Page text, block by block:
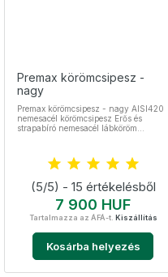
Premax körömcsipesz -
nagy
Premax körömcsipesz - nagy AISI420
nemesacél körömcsipesz Erős és
strapabíró nemesacél lábköröm
vásárlók kedvence Teljes hossza kb.
8,7 cm Hajlított penge, mely ráfekszik
gyártó: Premax Italia
(5/5) - 15 értékelésből
Ár
7 900 HUF
Tartalmazza az ÁFÁ-t. Kiszállítás
Kosárba helyezés